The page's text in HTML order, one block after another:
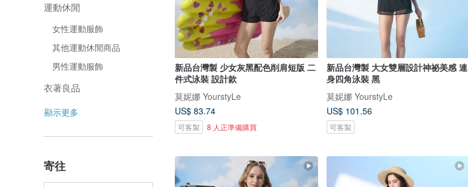
運動休閒
女性運動服飾
其他運動休閒商品
男性運動服飾
衣著良品
顯示更多
寄往
新品台灣製 少女灰黑配色削肩短版 二
件式泳裝 設計款
莫妮娜 YourstyLe
US$ 83.74
可客製 8 人正準備購買
新品台灣製 大女雙層設計神祕美感 連
身四角泳裝 黑
莫妮娜 YourstyLe
US$ 101.56
可客製